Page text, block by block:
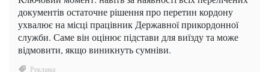
документів остаточне рішення про перетин кордону
ухвалює на місці працівник Державної прикордонної
служби. Саме він оцінює підстави для виїзду та може
відмовити, якщо виникнуть сумніви.